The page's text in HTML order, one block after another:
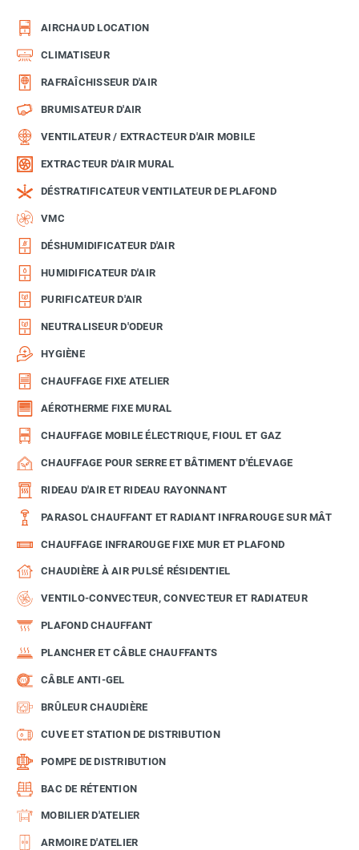
AIRCHAUD LOCATION
CLIMATISEUR
RAFRAÎCHISSEUR D'AIR
BRUMISATEUR D'AIR
VENTILATEUR / EXTRACTEUR D'AIR MOBILE
EXTRACTEUR D'AIR MURAL
DÉSTRATIFICATEUR VENTILATEUR DE PLAFOND
VMC
DÉSHUMIDIFICATEUR D'AIR
HUMIDIFICATEUR D'AIR
PURIFICATEUR D'AIR
NEUTRALISEUR D'ODEUR
HYGIÈNE
CHAUFFAGE FIXE ATELIER
AÉROTHERME FIXE MURAL
CHAUFFAGE MOBILE ÉLECTRIQUE, FIOUL ET GAZ
CHAUFFAGE POUR SERRE ET BÂTIMENT D'ÉLEVAGE
RIDEAU D'AIR ET RIDEAU RAYONNANT
PARASOL CHAUFFANT ET RADIANT INFRAROUGE SUR MÂT
CHAUFFAGE INFRAROUGE FIXE MUR ET PLAFOND
CHAUDIÈRE À AIR PULSÉ RÉSIDENTIEL
VENTILO-CONVECTEUR, CONVECTEUR ET RADIATEUR
PLAFOND CHAUFFANT
PLANCHER ET CÂBLE CHAUFFANTS
CÂBLE ANTI-GEL
BRÛLEUR CHAUDIÈRE
CUVE ET STATION DE DISTRIBUTION
POMPE DE DISTRIBUTION
BAC DE RÉTENTION
MOBILIER D'ATELIER
ARMOIRE D'ATELIER